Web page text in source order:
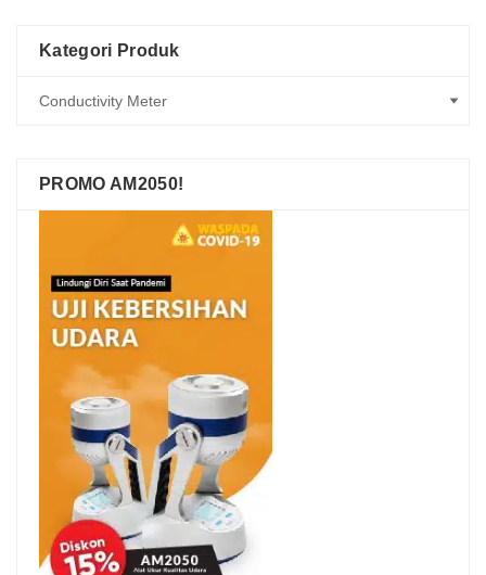
Kategori Produk
PROMO AM2050!